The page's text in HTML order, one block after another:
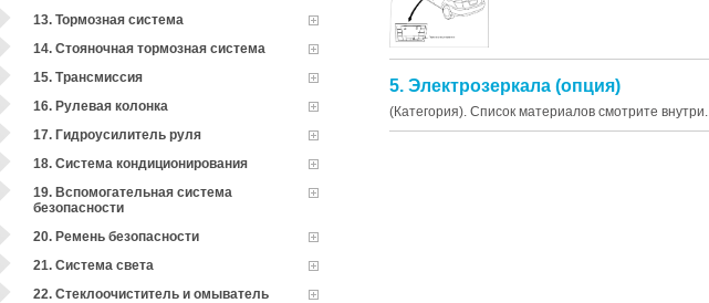
13. Тормозная система
14. Стояночная тормозная система
15. Трансмиссия
16. Рулевая колонка
17. Гидроусилитель руля
18. Система кондиционирования
19. Вспомогательная система
безопасности
20. Ремень безопасности
21. Система света
22. Стеклоочиститель и омыватель
5. Электрозеркала (опция)
(Категория). Список материалов смотрите внутри...